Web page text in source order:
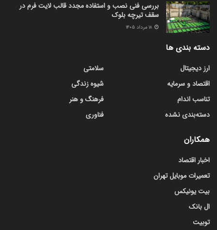
بررسی فنی نصب و استفاده مجدد قالب لایت فرم در
سقف تیرچه بلوک
دسته بندی ها
ارز دیجیتال
اقتصاد و سرمایه
تناسب اندام
دسته‌بندی نشده
سلامتی
شیوه زندگی
فرهنگ و هنر
فناوری
همکاران
اخبار اقتصاد
تعمیرات موبایل تهران
بیت یونیکس
ال بانک
توبیت